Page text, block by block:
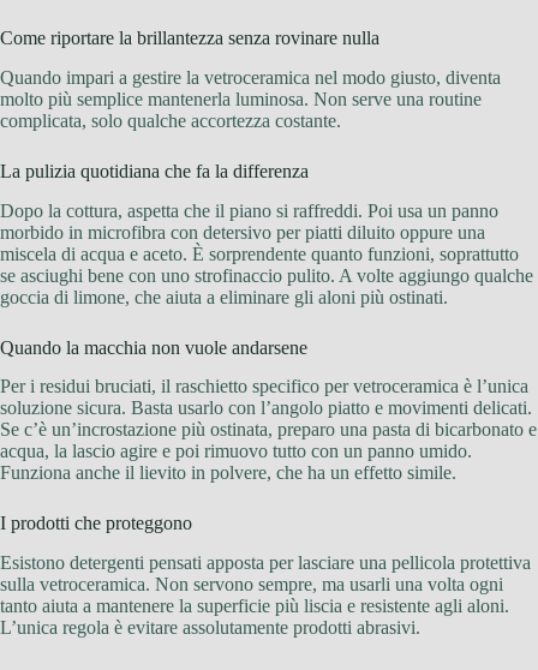
Come riportare la brillantezza senza rovinare nulla
Quando impari a gestire la vetroceramica nel modo giusto, diventa
molto più semplice mantenerla luminosa. Non serve una routine
complicata, solo qualche accortezza costante.
La pulizia quotidiana che fa la differenza
Dopo la cottura, aspetta che il piano si raffreddi. Poi usa un panno
morbido in microfibra con detersivo per piatti diluito oppure una
miscela di acqua e aceto. È sorprendente quanto funzioni, soprattutto
se asciughi bene con uno strofinaccio pulito. A volte aggiungo qualche
goccia di limone, che aiuta a eliminare gli aloni più ostinati.
Quando la macchia non vuole andarsene
Per i residui bruciati, il raschietto specifico per vetroceramica è l’unica
soluzione sicura. Basta usarlo con l’angolo piatto e movimenti delicati.
Se c’è un’incrostazione più ostinata, preparo una pasta di bicarbonato e
acqua, la lascio agire e poi rimuovo tutto con un panno umido.
Funziona anche il lievito in polvere, che ha un effetto simile.
I prodotti che proteggono
Esistono detergenti pensati apposta per lasciare una pellicola protettiva
sulla vetroceramica. Non servono sempre, ma usarli una volta ogni
tanto aiuta a mantenere la superficie più liscia e resistente agli aloni.
L’unica regola è evitare assolutamente prodotti abrasivi.